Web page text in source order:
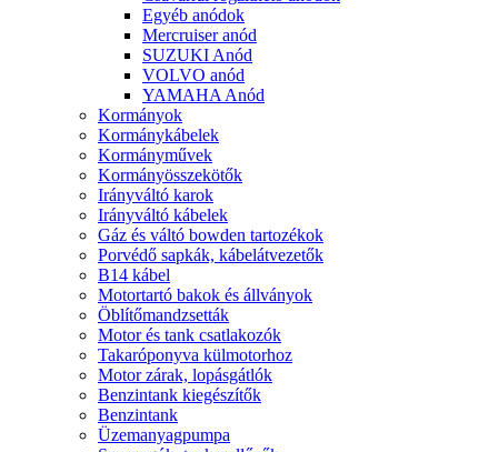
Egyéb anódok
Mercruiser anód
SUZUKI Anód
VOLVO anód
YAMAHA Anód
Kormányok
Kormánykábelek
Kormányművek
Kormányösszekötők
Irányváltó karok
Irányváltó kábelek
Gáz és váltó bowden tartozékok
Porvédő sapkák, kábelátvezetők
B14 kábel
Motortartó bakok és állványok
Öblítőmandzsetták
Motor és tank csatlakozók
Takaróponyva külmotorhoz
Motor zárak, lopásgátlók
Benzintank kiegészítők
Benzintank
Üzemanyagpumpa